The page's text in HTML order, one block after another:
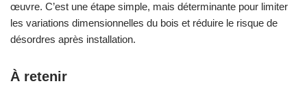
œuvre. C’est une étape simple, mais déterminante pour limiter
les variations dimensionnelles du bois et réduire le risque de
désordres après installation.
À retenir